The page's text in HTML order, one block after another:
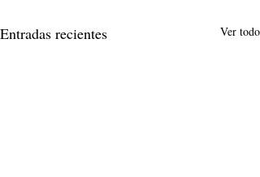
Entradas recientes Ver todo